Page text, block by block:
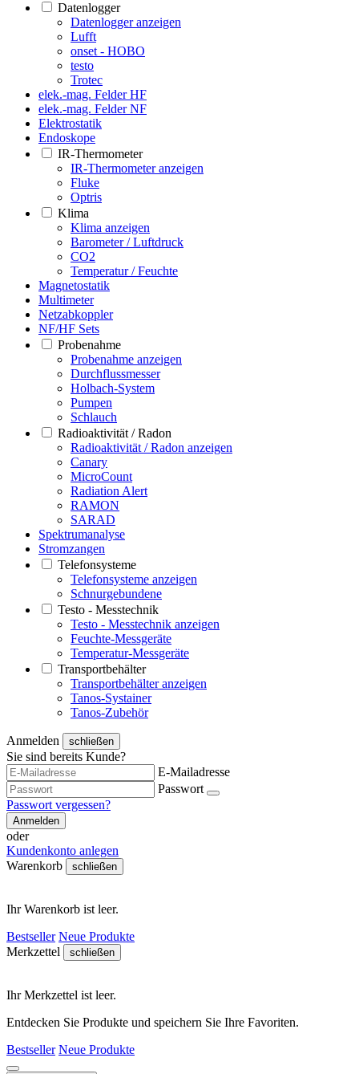
Datenlogger
Datenlogger anzeigen
Lufft
onset - HOBO
testo
Trotec
elek.-mag. Felder HF
elek.-mag. Felder NF
Elektrostatik
Endoskope
IR-Thermometer
IR-Thermometer anzeigen
Fluke
Optris
Klima
Klima anzeigen
Barometer / Luftdruck
CO2
Temperatur / Feuchte
Magnetostatik
Multimeter
Netzabkoppler
NF/HF Sets
Probenahme
Probenahme anzeigen
Durchflussmesser
Holbach-System
Pumpen
Schlauch
Radioaktivität / Radon
Radioaktivität / Radon anzeigen
Canary
MicroCount
Radiation Alert
RAMON
SARAD
Spektrumanalyse
Stromzangen
Telefonsysteme
Telefonsysteme anzeigen
Schnurgebundene
Testo - Messtechnik
Testo - Messtechnik anzeigen
Feuchte-Messgeräte
Temperatur-Messgeräte
Transportbehälter
Transportbehälter anzeigen
Tanos-Systainer
Tanos-Zubehör
Anmelden schließen
Sie sind bereits Kunde?
E-Mailadresse
Passwort
Passwort vergessen?
Anmelden
oder
Kundenkonto anlegen
Warenkorb
schließen
Ihr Warenkorb ist leer.
Bestseller Neue Produkte
Merkzettel
schließen
Ihr Merkzettel ist leer.
Entdecken Sie Produkte und speichern Sie Ihre Favoriten.
Bestseller Neue Produkte